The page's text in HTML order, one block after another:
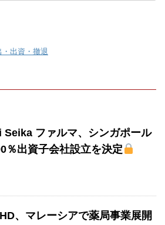
・出資・撤退
Seika ファルマ、シンガポール
％出資子会社設立を決定
、マレーシアで薬局事業展開